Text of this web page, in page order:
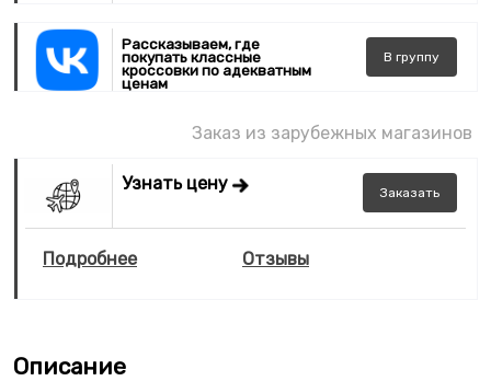
Рассказываем, где
покупать классные
кроссовки по адекватным
ценам
В группу
Заказ из зарубежных магазинов
Узнать цену Заказать
Подробнее Отзывы
Описание